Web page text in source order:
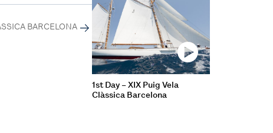
BARCELONA
1st Day – XIX Puig Vela
Clàssica Barcelona